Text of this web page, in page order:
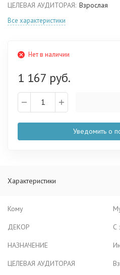
ЦЕЛЕВАЯ АУДИТОРАЯ: Взрослая
Все характеристики
Нет в наличии
1 167 руб.
Уведомить о
Характеристики
Кому
ДЕКОР
С
НАЗНАЧЕНИЕ
ЦЕЛЕВАЯ АУДИТОРАЯ